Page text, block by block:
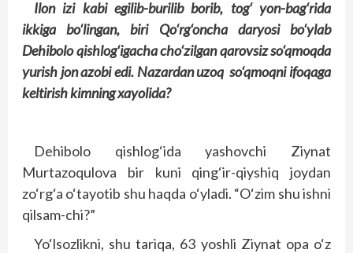
Ilon izi kabi egilib-burilib borib, tog‘ yon-bag‘rida
ikkiga bo‘lingan, biri Qo‘rg‘oncha daryosi bo‘ylab
Dehibolo qishlog‘igacha cho‘zilgan qarovsiz so‘qmoqda
yurish jon azobi edi. Nazardan uzoq so‘qmoqni ifoqaga
keltirish kimning xayolida?
Dehibolo qishlog‘ida yashovchi Ziynat
Murtazoqulova bir kuni qing‘ir-qiyshiq joydan
zo‘rg‘a o‘tayotib shu haqda o‘yladi. “O‘zim shu ishni
qilsam-chi?”
Yo‘lsozlikni, shu tariqa, 63 yoshli Ziynat opa o‘z